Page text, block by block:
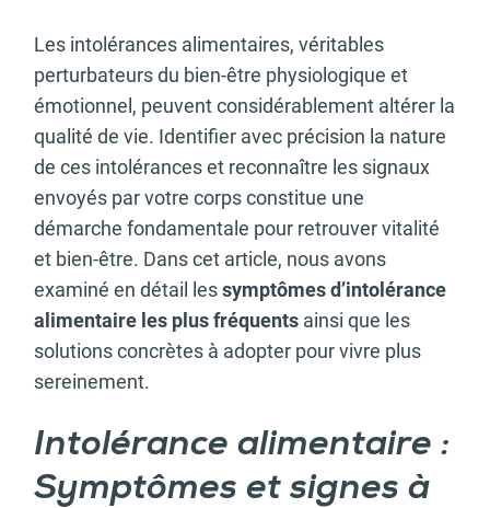
Les intolérances alimentaires, véritables
perturbateurs du bien-être physiologique et
émotionnel, peuvent considérablement altérer la
qualité de vie. Identifier avec précision la nature
de ces intolérances et reconnaître les signaux
envoyés par votre corps constitue une
démarche fondamentale pour retrouver vitalité
et bien-être. Dans cet article, nous avons
examiné en détail lessymptômes d’intolérance
alimentaire les plus fréquents ainsi que les
solutions concrètes à adopter pour vivre plus
sereinement.
Intolérance alimentaire :
Symptômes et signes à